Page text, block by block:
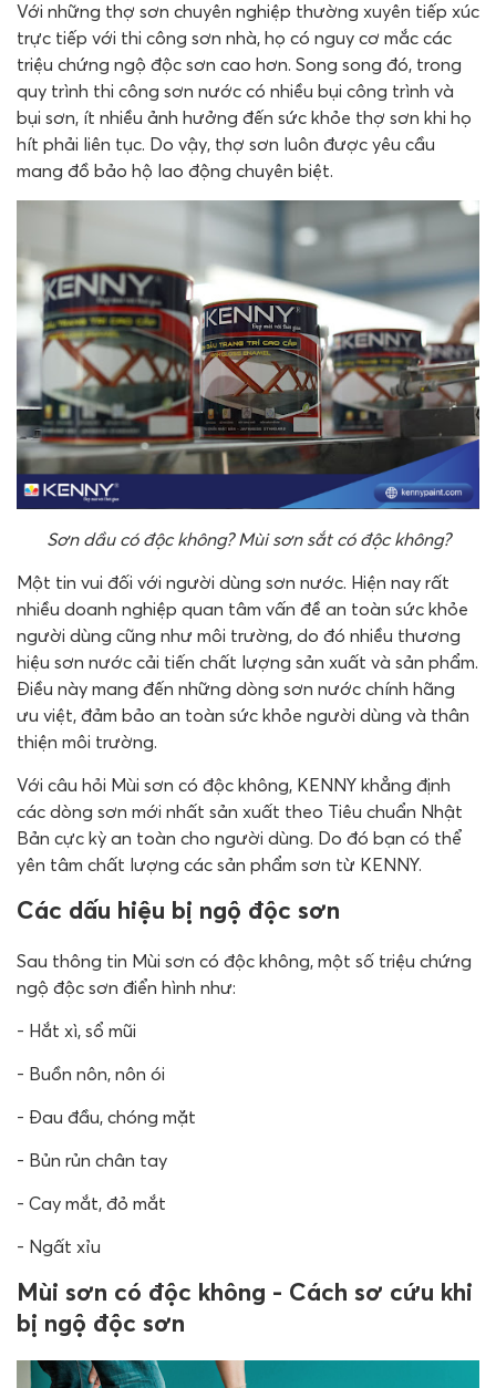
Với những thợ sơn chuyên nghiệp thường xuyên tiếp xúc
trực tiếp với thi công sơn nhà, họ có nguy cơ mắc các
triệu chứng ngộ độc sơn cao hơn. Song song đó, trong
quy trình thi công sơn nước có nhiều bụi công trình và
bụi sơn, ít nhiều ảnh hưởng đến sức khỏe thợ sơn khi họ
hít phải liên tục. Do vậy, thợ sơn luôn được yêu cầu
mang đồ bảo hộ lao động chuyên biệt.
Sơn dầu có độc không? Mùi sơn sắt có độc không?
Một tin vui đối với người dùng sơn nước. Hiện nay rất
nhiều doanh nghiệp quan tâm vấn đề an toàn sức khỏe
người dùng cũng như môi trường, do đó nhiều thương
hiệu sơn nước cải tiến chất lượng sản xuất và sản phẩm.
Điều này mang đến những dòng sơn nước chính hãng
ưu việt, đảm bảo an toàn sức khỏe người dùng và thân
thiện môi trường.
Với câu hỏi Mùi sơn có độc không, KENNY khẳng định
các dòng sơn mới nhất sản xuất theo Tiêu chuẩn Nhật
Bản cực kỳ an toàn cho người dùng. Do đó bạn có thể
yên tâm chất lượng các sản phẩm sơn từ KENNY.
Các dấu hiệu bị ngộ độc sơn
Sau thông tin Mùi sơn có độc không, một số triệu chứng
ngộ độc sơn điển hình như:
- Hắt xì, sổ mũi
- Buồn nôn, nôn ói
- Đau đầu, chóng mặt
- Bủn rủn chân tay
- Cay mắt, đỏ mắt
- Ngất xỉu
Mùi sơn có độc không - Cách sơ cứu khi
bị ngộ độc sơn